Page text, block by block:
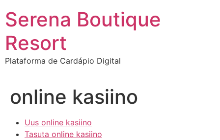
para
conteúdo
Serena Boutique
Resort
Plataforma de Cardápio Digital
online kasiino
Uus online kasiino
Tasuta online kasiino